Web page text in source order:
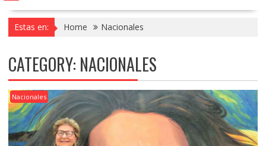
Estas en: Home Nacionales
CATEGORY: NACIONALES
Nacionales